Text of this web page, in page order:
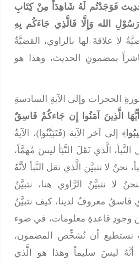
فَوَجَدْتُم لَهُ شَاهِدَاً مِنْ كِتَابِ
الله وَإِلَّا فَالَّذِي جَاءَكُم بِهِ
لا علاقةَ لها بالراوي، القضيَّةُ
بمضمونِ الحديث، وهذا هو
الحجرات وإلى الآيةِ السادسةِ
الَّذِينَ آمَنُوا إِن جَاءكُمْ فَاسِقٌ
﴾ إلى آخر الآية (فَتَبَيَّنُوا)، الآيةُ
الَّذي نَقَلَ النَّبَأ ليسَ مُهمَّاً،
نحنُ لا نتبيَّن الَّذي نقل النَّبأ لأنَّهُ
لا نتبيَّنُ الرَّاوي هنا، نتبيَّنُ
فاسقٌ معروفٌ لدينا، كيف نتبيَّنُ
وجودِ قاعدةِ معلومات، في ضوء
نستطيع أن نُشخِّص المضمون،
ليسَ سليماً وهذا هو الَّذي